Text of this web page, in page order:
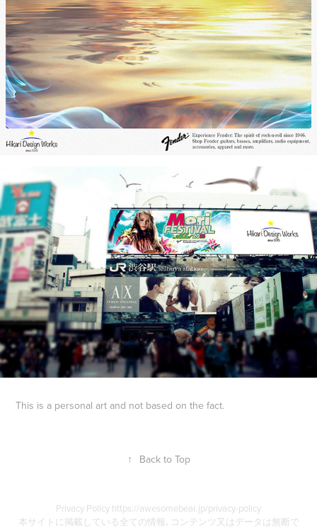
This is a personal art and not based on the fact.
↑ Back to Top
Privacy Policy https://awesomebear.jp/privacy-policy
本サイトに掲載している全ての情報､コンテンツ又はデータは無断で